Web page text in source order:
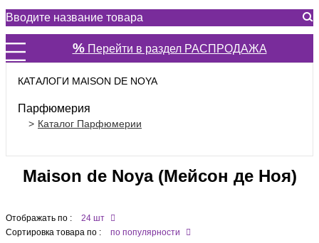
%Перейти в раздел РАСПРОДАЖА
КАТАЛОГИ MAISON DE NOYA
Парфюмерия
Каталог Парфюмерии
Maison de Noya (Мейсон де Ноя)
Отображать по :
24 шт
Сортировка товара по :
по популярности